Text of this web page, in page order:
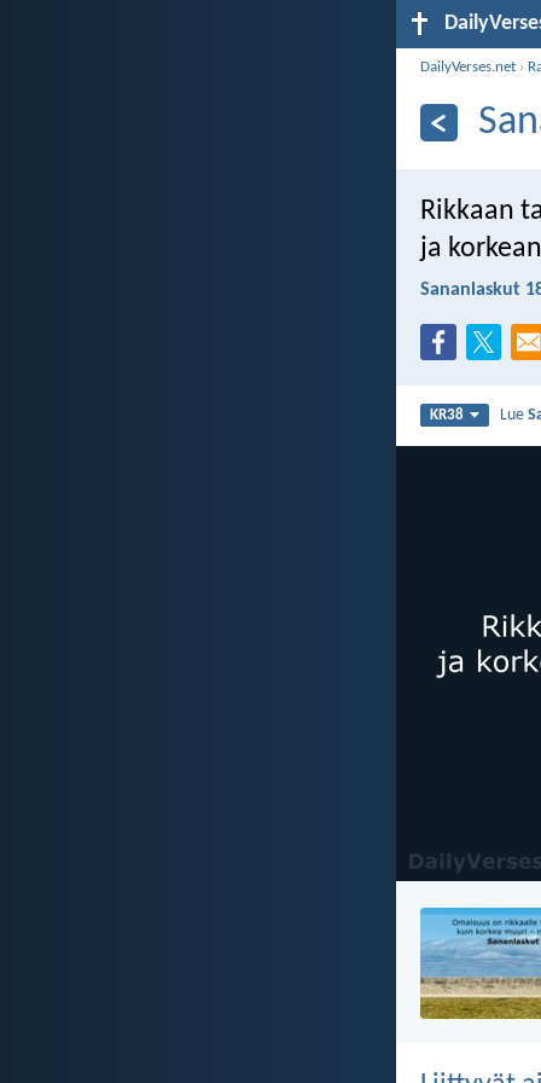
DailyVerses.net ›
Rikkaan
ja
Sananlaskut
KR38 Lue